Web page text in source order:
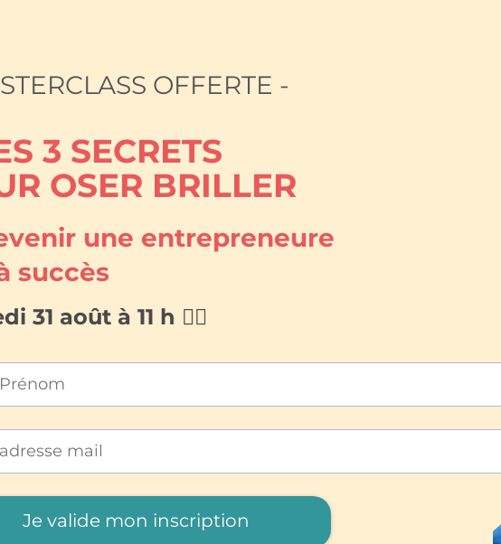
OFFERTE -
3 SECRETS
OSER BRILLER
une entrepreneure
succès
31 août à 11 h 👇🏻
Je valide mon inscription